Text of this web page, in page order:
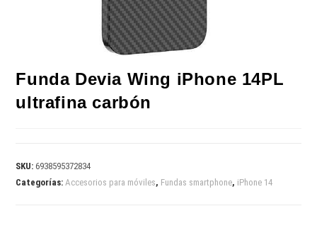
Funda Devia Wing iPhone 14PL
ultrafina carbón
SKU:6938595372834
Categorías:Accesorios para móviles, Fundas smartphone, iPhone 14